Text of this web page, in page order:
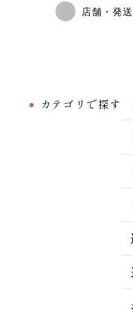
カテゴリで探す
店舗・発